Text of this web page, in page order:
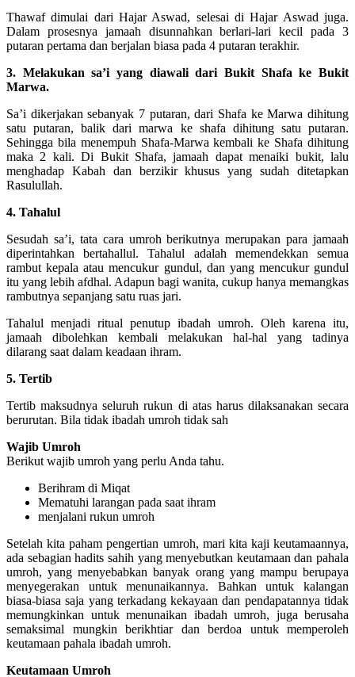
Thawaf dimulai dari Hajar Aswad, selesai di Hajar Aswad juga.
Dalam prosesnya jamaah disunnahkan berlari-lari kecil pada 3
putaran pertama dan berjalan biasa pada 4 putaran terakhir.
3. Melakukan sa’i yang diawali dari Bukit Shafa ke Bukit
Marwa.
Sa’i dikerjakan sebanyak 7 putaran, dari Shafa ke Marwa dihitung
satu putaran, balik dari marwa ke shafa dihitung satu putaran.
Sehingga bila menempuh Shafa-Marwa kembali ke Shafa dihitung
maka 2 kali. Di Bukit Shafa, jamaah dapat menaiki bukit, lalu
menghadap Kabah dan berzikir khusus yang sudah ditetapkan
Rasulullah.
4. Tahalul
Sesudah sa’i, tata cara umroh berikutnya merupakan para jamaah
diperintahkan bertahallul. Tahalul adalah memendekkan semua
rambut kepala atau mencukur gundul, dan yang mencukur gundul
itu yang lebih afdhal. Adapun bagi wanita, cukup hanya memangkas
rambutnya sepanjang satu ruas jari.
Tahalul menjadi ritual penutup ibadah umroh. Oleh karena itu,
jamaah dibolehkan kembali melakukan hal-hal yang tadinya
dilarang saat dalam keadaan ihram.
5. Tertib
Tertib maksudnya seluruh rukun di atas harus dilaksanakan secara
berurutan. Bila tidak ibadah umroh tidak sah
Wajib Umroh
Berikut wajib umroh yang perlu Anda tahu.
Berihram di Miqat
Mematuhi larangan pada saat ihram
menjalani rukun umroh
Setelah kita paham pengertian umroh, mari kita kaji keutamaannya,
ada sebagian hadits sahih yang menyebutkan keutamaan dan pahala
umroh, yang menyebabkan banyak orang yang mampu berupaya
menyegerakan untuk menunaikannya. Bahkan untuk kalangan
biasa-biasa saja yang terkadang kekayaan dan pendapatannya tidak
memungkinkan untuk menunaikan ibadah umroh, juga berusaha
semaksimal mungkin berikhtiar dan berdoa untuk memperoleh
keutamaan pahala ibadah umroh.
Keutamaan Umroh